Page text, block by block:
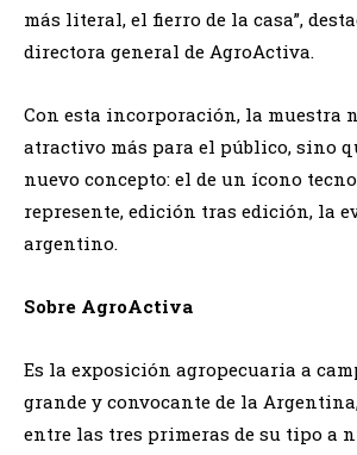
más literal, el fierro de la casa”,
directora general de AgroActiva.
Con esta incorporación, la muestra
atractivo más para el público, sino
nuevo concepto: el de un ícono
represente, edición tras edición, la
argentino.
Sobre AgroActiva
Es la exposición agropecuaria a
grande y convocante de la
entre las tres primeras de su tipo a